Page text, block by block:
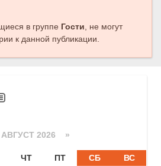
в группе Гости, не могут
к данной публикации.
2026 »
ЧТ ПТ СБ
ВС